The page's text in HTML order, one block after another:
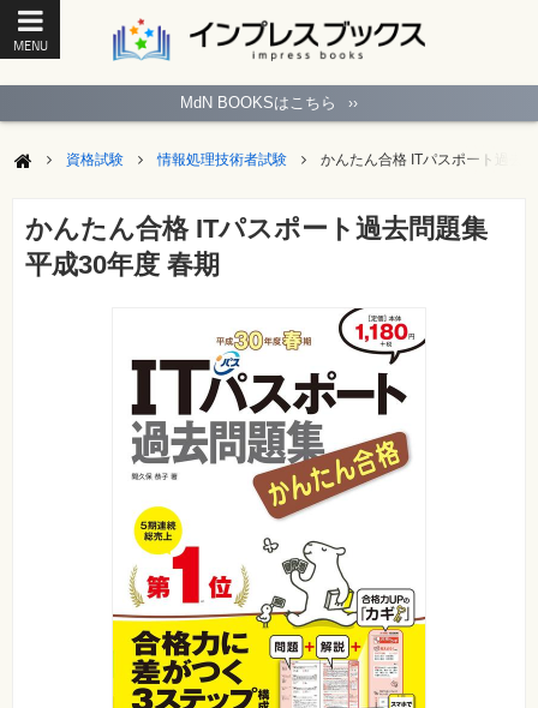
MENU
ペ
ジ
ソ
コ
ン
ソ
MdN BOOKSはこちら ››
資格試験 情報処理技術者試験 かんたん合格 ITパスポート過去
かんたん合格 ITパスポート過去問題集
平成30年度 春期